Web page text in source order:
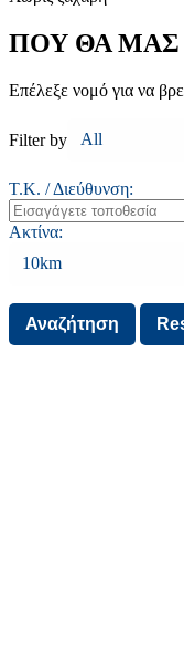
ΠΟΥ ΘΑ ΜΑΣ
Επέλεξε νομό για να
Filter by
Τ.Κ. / Διεύθυνση:
Ακτίνα: